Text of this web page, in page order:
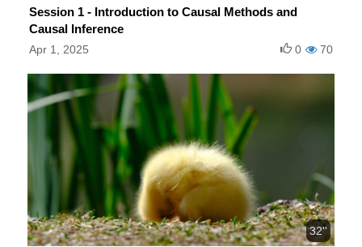
Session 1 - Introduction to Causal Methods and
Causal Inference
Apr 1, 2025 70
0
32''